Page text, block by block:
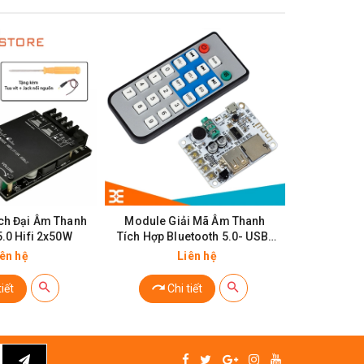
Đại Âm Thanh
Hifi 2x50W
hệ
Module Giải Mã Âm Thanh
Tích Hợp Bluetooth 5.0- USB-
Thẻ Nhớ- FM Kèm Remode
Liên hệ
Chi tiết